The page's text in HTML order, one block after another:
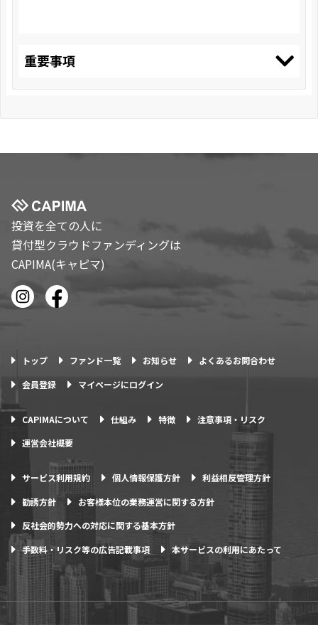
重要事項
投資を全ての人に
貸付型クラウドファンディングは
CAPIMA(キャピマ)
トップ ファンド一覧 お知らせ
よくあるお問合わせ
会員登録
マイページにログイン
CAPIMAについて 仕組み 特徴
注意事項・リスク
運営会社概要
サービス利用規約 個人情報保護方針
利益相反管理方針
勧誘方針
お客様本位の業務運営に関する方針
反社会的勢力への対応に関する基本方針
手数料・リスク等の広告記載事項
本サービスの利用にあたって